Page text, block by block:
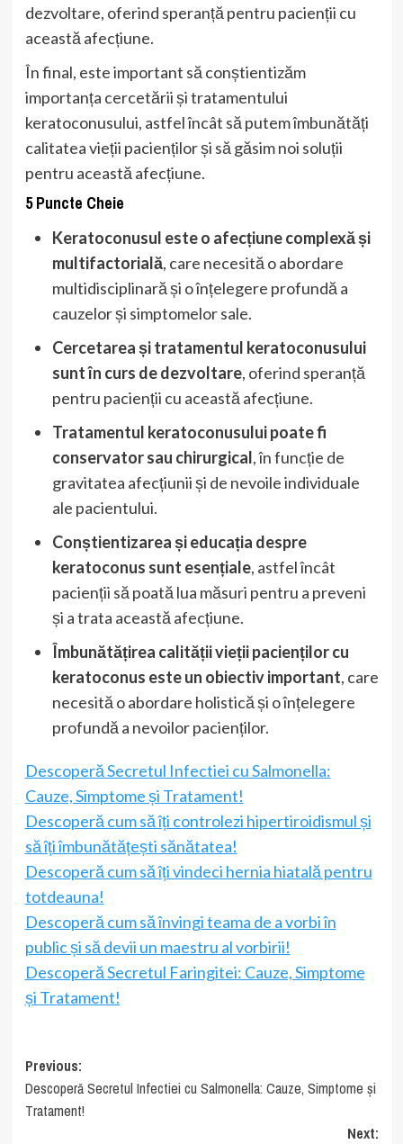
dezvoltare, oferind speranță pentru pacienții cu
această afecțiune.
În final, este important să conștientizăm
importanța cercetării și tratamentului
keratoconusului, astfel încât să putem îmbunătăți
calitatea vieții pacienților și să găsim noi soluții
pentru această afecțiune.
5 Puncte Cheie
Keratoconusul este o afecțiune complexă și
multifactorială, care necesită o abordare
multidisciplinară și o înțelegere profundă a
cauzelor și simptomelor sale.
Cercetarea și tratamentul keratoconusului
sunt în curs de dezvoltare, oferind speranță
pentru pacienții cu această afecțiune.
Tratamentul keratoconusului poate fi
conservator sau chirurgical, în funcție de
gravitatea afecțiunii și de nevoile individuale
ale pacientului.
Conștientizarea și educația despre
keratoconus sunt esențiale, astfel încât
pacienții să poată lua măsuri pentru a preveni
și a trata această afecțiune.
Îmbunătățirea calității vieții pacienților cu
keratoconus este un obiectiv important, care
necesită o abordare holistică și o înțelegere
profundă a nevoilor pacienților.
Descoperă Secretul Infectiei cu Salmonella:
Cauze, Simptome și Tratament!
Descoperă cum să îți controlezi hipertiroidismul și
să îți îmbunătățești sănătatea!
Descoperă cum să îți vindeci hernia hiatală pentru
totdeauna!
Descoperă cum să învingi teama de a vorbi în
public și să devii un maestru al vorbirii!
Descoperă Secretul Faringitei: Cauze, Simptome
și Tratament!
Post
navigation
Previous:
Descoperă Secretul Infectiei cu Salmonella: Cauze, Simptome și
Tratament!
Next: